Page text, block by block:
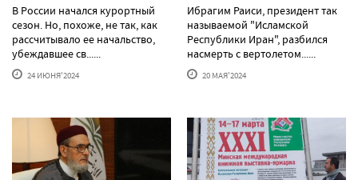
В России начался курортный
сезон. Но, похоже, не так, как
рассчитывало ее начальство,
убеждавшее св......
24 ИЮНЯ'2024
Ибрагим Раиси, президент так
называемой "Исламской
Республики Иран", разбился
насмерть с вертолетом......
20 МАЯ'2024